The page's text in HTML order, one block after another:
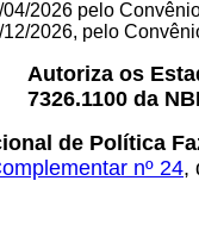
2026 pelo
2026, pelo
Autoriza os
7326.1100 da
de Política
nº 24,